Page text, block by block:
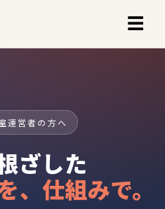
☰
運営者の方へ
ざした
、仕組みで。